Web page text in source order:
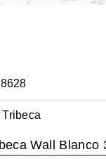
Wall Blanco